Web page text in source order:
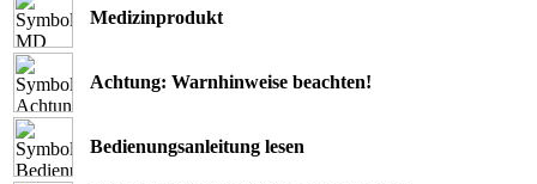
Medizinprodukt
Achtung: Warnhinweise beachten!
Bedienungsanleitung lesen